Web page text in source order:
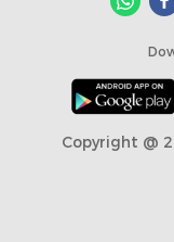
Copyright @